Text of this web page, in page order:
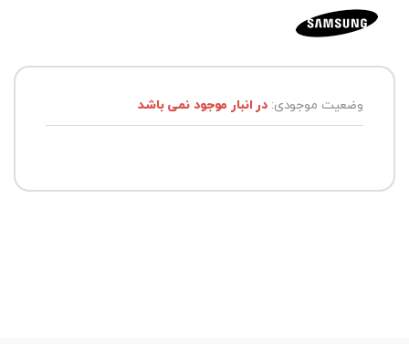
وضعیت موجودی:در انبار موجود نمی باشد